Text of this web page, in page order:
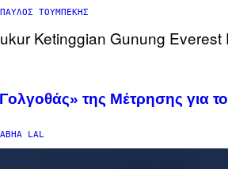
ΠΑΎΛΟΣ ΤΟΥΜΠΈΚΗΣ
της Μέτρησης για
ABHA LAL